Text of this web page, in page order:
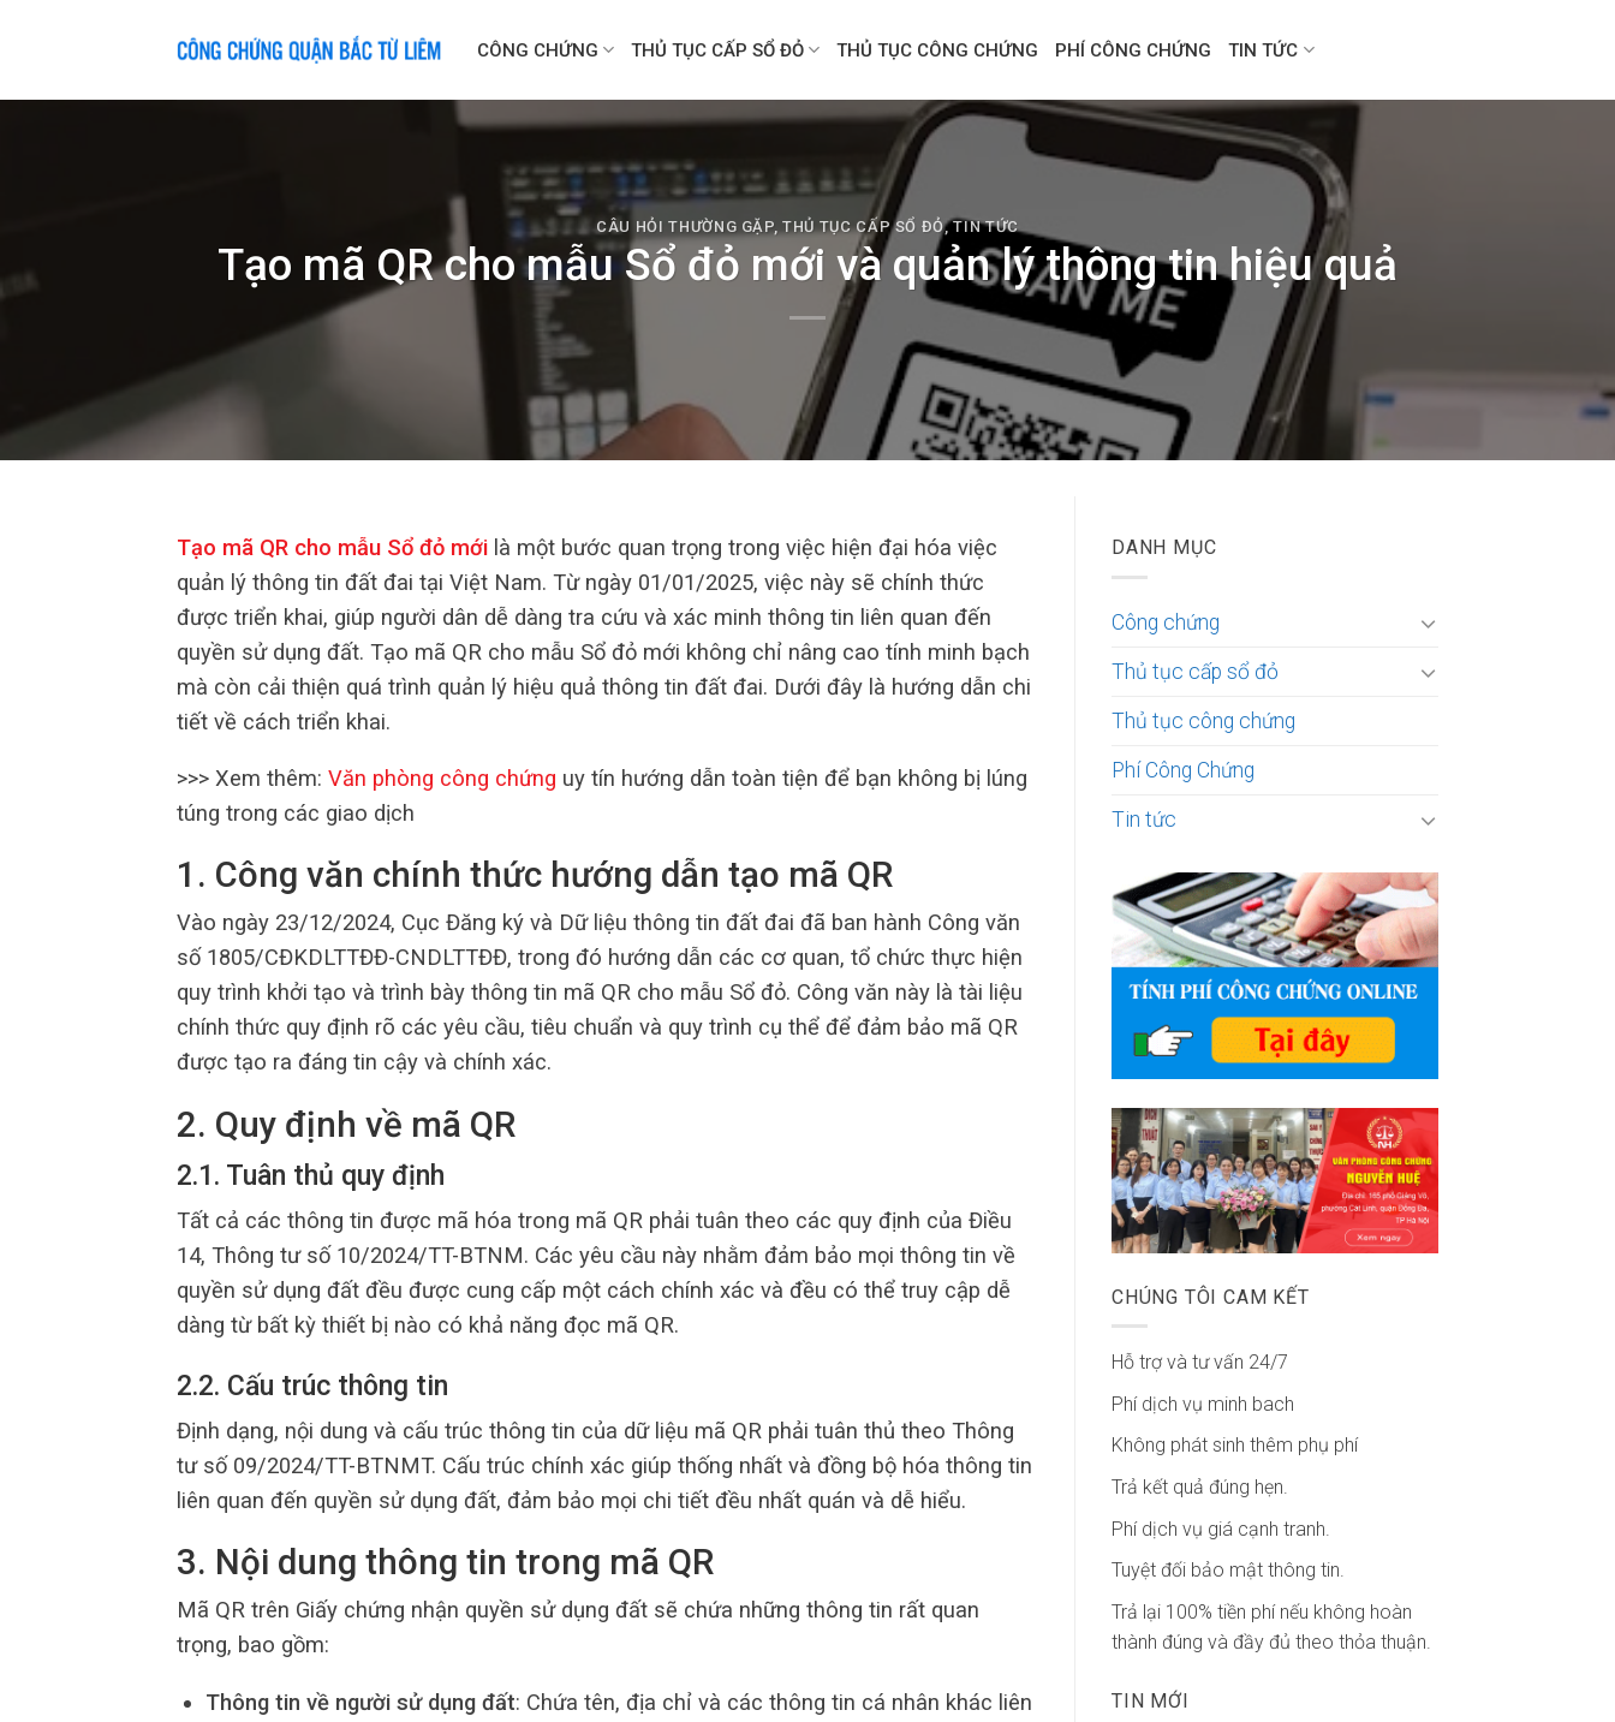
CÔNG CHỨNG THỦ TỤC CẤP SỔ ĐỎ THỦ TỤC CÔNG CHỨNG PHÍ CÔNG CHỨNG TIN TỨC
CÂU HỎI THƯỜNG GẶP,THỦ TỤC CẤP SỔ ĐỎ,TIN TỨC
Tạo mã QR cho mẫu Sổ đỏ mới và quản lý thông tin hiệu quả
Tạo mã QR cho mẫu Sổ đỏ mới là một bước quan trọng trong việc hiện đại hóa việc
quản lý thông tin đất đai tại Việt Nam. Từ ngày 01/01/2025, việc này sẽ chính thức
được triển khai, giúp người dân dễ dàng tra cứu và xác minh thông tin liên quan đến
quyền sử dụng đất. Tạo mã QR cho mẫu Sổ đỏ mới không chỉ nâng cao tính minh bạch
mà còn cải thiện quá trình quản lý hiệu quả thông tin đất đai. Dưới đây là hướng dẫn chi
tiết về cách triển khai.
>>> Xem thêm: Văn phòng công chứng uy tín hướng dẫn toàn tiện để bạn không bị lúng
túng trong các giao dịch
1. Công văn chính thức hướng dẫn tạo mã QR
Vào ngày 23/12/2024, Cục Đăng ký và Dữ liệu thông tin đất đai đã ban hành Công văn
số 1805/CĐKDLTTĐĐ-CNDLTTĐĐ, trong đó hướng dẫn các cơ quan, tổ chức thực hiện
quy trình khởi tạo và trình bày thông tin mã QR cho mẫu Sổ đỏ. Công văn này là tài liệu
chính thức quy định rõ các yêu cầu, tiêu chuẩn và quy trình cụ thể để đảm bảo mã QR
được tạo ra đáng tin cậy và chính xác.
2. Quy định về mã QR
2.1. Tuân thủ quy định
Tất cả các thông tin được mã hóa trong mã QR phải tuân theo các quy định của Điều
14, Thông tư số 10/2024/TT-BTNM. Các yêu cầu này nhằm đảm bảo mọi thông tin về
quyền sử dụng đất đều được cung cấp một cách chính xác và đều có thể truy cập dễ
dàng từ bất kỳ thiết bị nào có khả năng đọc mã QR.
2.2. Cấu trúc thông tin
Định dạng, nội dung và cấu trúc thông tin của dữ liệu mã QR phải tuân thủ theo Thông
tư số 09/2024/TT-BTNMT. Cấu trúc chính xác giúp thống nhất và đồng bộ hóa thông tin
liên quan đến quyền sử dụng đất, đảm bảo mọi chi tiết đều nhất quán và dễ hiểu.
3. Nội dung thông tin trong mã QR
Mã QR trên Giấy chứng nhận quyền sử dụng đất sẽ chứa những thông tin rất quan
trọng, bao gồm:
Thông tin về người sử dụng đất: Chứa tên, địa chỉ và các thông tin cá nhân khác liên
DANH MỤC
Công chứng
Thủ tục cấp sổ đỏ
Thủ tục công chứng
Phí Công Chứng
Tin tức
CHÚNG TÔI CAM KẾT
Hỗ trợ và tư vấn 24/7
Phí dịch vụ minh bach
Không phát sinh thêm phụ phí
Trả kết quả đúng hẹn.
Phí dịch vụ giá cạnh tranh.
Tuyệt đối bảo mật thông tin.
Trả lại 100% tiền phí nếu không hoàn
thành đúng và đầy đủ theo thỏa thuận.
TIN MỚI